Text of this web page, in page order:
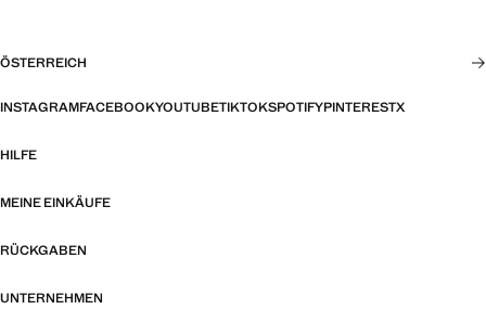
ÖSTERREICH
INSTAGRAMFACEBOOKYOUTUBETIKTOKSPOTIFYPINTERESTX
HILFE
MEINE EINKÄUFE
RÜCKGABEN
UNTERNEHMEN